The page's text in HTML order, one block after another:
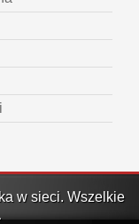
w sieci. Wszelkie